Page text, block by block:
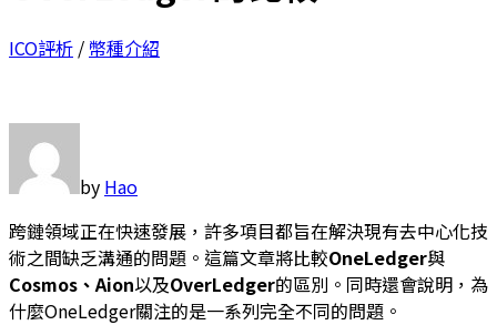
ICO評析 / 幣種介紹
by Hao
跨鏈領域正在快速發展，許多項目都旨在解決現有去中心化技
術之間缺乏溝通的問題。這篇文章將比較OneLedger與
Cosmos 、Aion以及OverLedger的區別。同時還會說明，為
什麼OneLedger關注的是一系列完全不同的問題。